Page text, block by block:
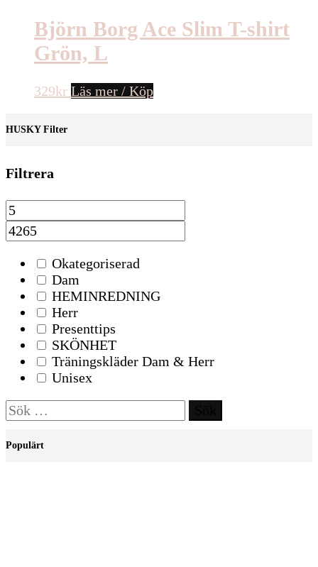
Björn Borg Ace Slim T-shirt
Grön, L
329kr Läs mer / Köp
HUSKY Filter
Filtrera
Okategoriserad
Dam
HEMINREDNING
Herr
Presenttips
SKÖNHET
Träningskläder Dam & Herr
Unisex
Sök
efter:
Populärt